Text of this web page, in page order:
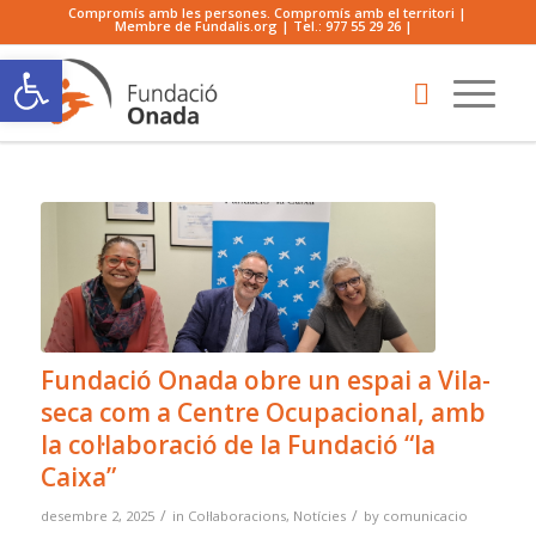
Obre la barra d'eines
Compromís amb les persones. Compromís amb el territori |
Membre de Fundalis.org | Tel.:977 55 29 26 |
Fundació Onada obre un espai a Vila-
seca com a Centre Ocupacional, amb
la col·laboració de la Fundació “la
Caixa”
desembre 2, 2025 / in Col·laboracions, Notícies / by comunicacio